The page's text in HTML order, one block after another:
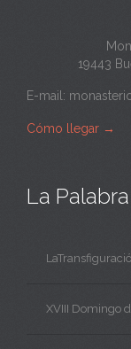
19443
E-mail:
Cómo llegar →
La Palabra
XVIII Domingo